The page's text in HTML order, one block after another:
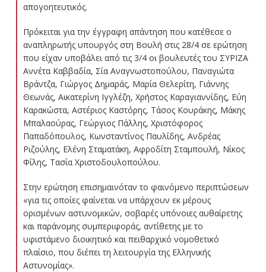
απογοητευτικός.
Πρόκειται για την έγγραφη απάντηση που κατέθεσε ο
αναπληρωτής υπουργός στη Βουλή στις 28/4 σε ερώτηση
που είχαν υποβάλει από τις 3/4 οι βουλευτές του ΣΥΡΙΖΑ
Αννέτα Καββαδία, Σία Αναγνωστοπούλου, Παναγιώτα
Βράντζα, Γιώργος Δημαράς, Μαρία Θελερίτη, Γιάννης
Θεωνάς, Αικατερίνη Ιγγλέζη, Χρήστος Καραγιαννίδης, Εύη
Καρακώστα, Αστέριος Καστόρης, Τάσος Κουράκης, Μάκης
Μπαλαούρας, Γεώργιος Πάλλης, Χριστόφορος
Παπαδόπουλος, Κωνσταντίνος Παυλίδης, Ανδρέας
Ριζούλης, Ελένη Σταματάκη, Αφροδίτη Σταμπουλή, Νίκος
Φίλης, Τασία Χριστοδουλοπούλου.
Στην ερώτηση επισημαινόταν το φαινόμενο περιπτώσεων
«για τις οποίες φαίνεται να υπάρχουν εκ μέρους
ορισμένων αστυνομικών, σοβαρές υπόνοιες αυθαίρετης
και παράνομης συμπεριφοράς, αντίθετης με το
υφιστάμενο διοικητικό και πειθαρχικό νομοθετικό
πλαίσιο, που διέπει τη λειτουργία της Ελληνικής
Αστυνομίας».